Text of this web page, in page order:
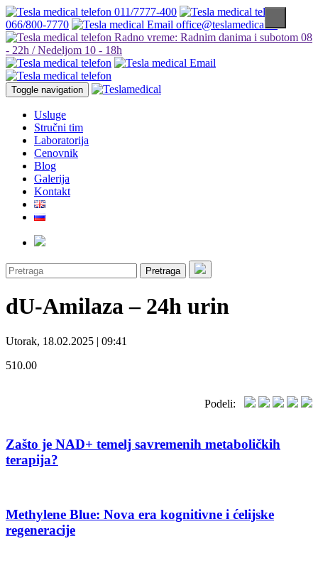
011/7777-400
066/800-7770
office@teslamedical.rs
Radno vreme: Radnim danima i subotom 08
- 22h / Nedeljom 10 - 18h
Toggle navigation
Usluge
Stručni tim
Laboratorija
Cenovnik
Blog
Galerija
Kontakt
Pretraga
dU-Amilaza – 24h urin
Utorak, 18.02.2025 | 09:41
510.00
Podeli:
Zašto je NAD+ temelj savremenih metaboličkih
terapija?
Methylene Blue: Nova era kognitivne i ćelijske
regeneracije